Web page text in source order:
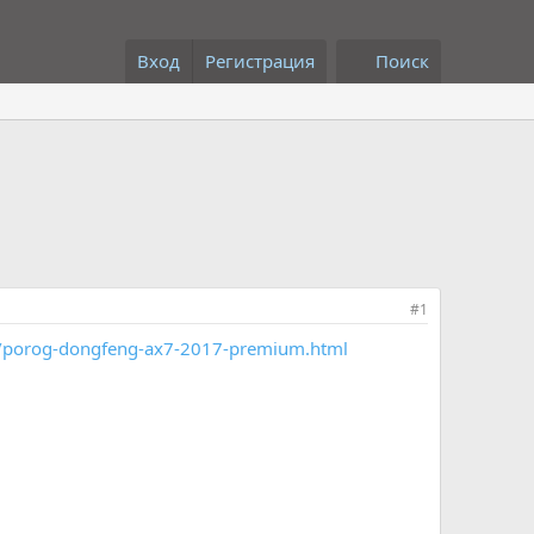
Вход Регистрация Поиск
#1
dongfeng-ax7-2017-premium.html